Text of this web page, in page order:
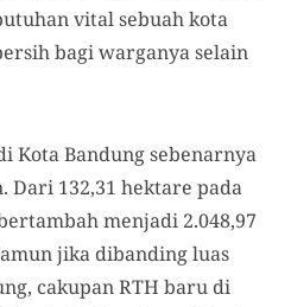
vital sebuah kota
bagi warganya selain
Kota Bandung sebenarnya
Dari 132,31 hektare pada
menjadi 2.048,97
jika dibanding luas
cakupan RTH baru di